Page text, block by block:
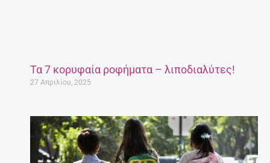
Τα 7 κορυφαία ροφήματα – λιποδιαλύτες!
27 Απριλίου, 2025